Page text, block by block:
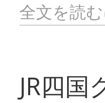
全文を読
JR四国